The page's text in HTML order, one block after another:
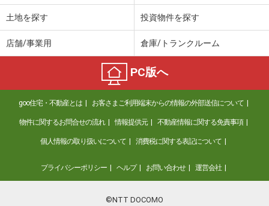
土地を探す 投資物件を探す
店舗/事業用 倉庫/トランクルーム
PC版へ
goo住宅・不動産とは お客さまご利用端末からの情報の外部送信について
物件に関するお問合せの流れ 情報提供元 不動産情報に関する免責事項
個人情報の取り扱いについて 消費税に関する表記について
プライバシーポリシー ヘルプ お問い合わせ 運営会社
©NTT DOCOMO